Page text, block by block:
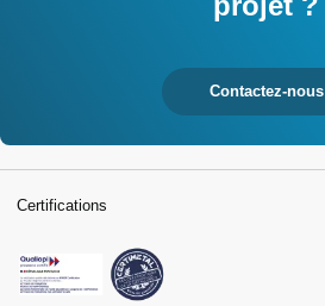
Contactez-nous
Certifications